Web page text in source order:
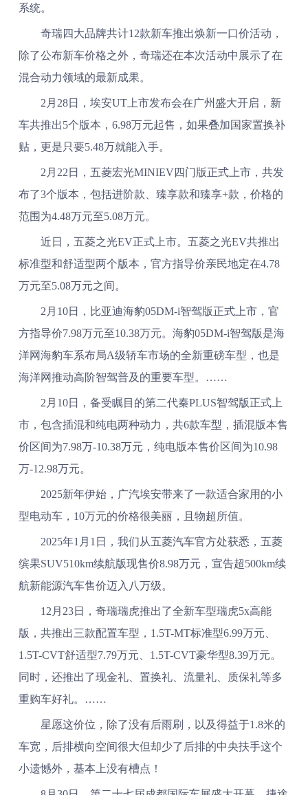
系统。
奇瑞四大品牌共计12款新车推出焕新一口价活动，
除了公布新车价格之外，奇瑞还在本次活动中展示了在
混合动力领域的最新成果。
2月28日，埃安UT上市发布会在广州盛大开启，新
车共推出5个版本，6.98万元起售，如果叠加国家置换补
贴，更是只要5.48万就能入手。
2月22日，五菱宏光MINIEV四门版正式上市，共发
布了3个版本，包括进阶款、臻享款和臻享+款，价格的
范围为4.48万元至5.08万元。
近日，五菱之光EV正式上市。五菱之光EV共推出
标准型和舒适型两个版本，官方指导价亲民地定在4.78
万元至5.08万元之间。
2月10日，比亚迪海豹05DM-i智驾版正式上市，官
方指导价7.98万元至10.38万元。海豹05DM-i智驾版是海
洋网海豹车系布局A级轿车市场的全新重磅车型，也是
海洋网推动高阶智驾普及的重要车型。……
2月10日，备受瞩目的第二代秦PLUS智驾版正式上
市，包含插混和纯电两种动力，共6款车型，插混版本售
价区间为7.98万-10.38万元，纯电版本售价区间为10.98
万-12.98万元。
2025新年伊始，广汽埃安带来了一款适合家用的小
型电动车，10万元的价格很美丽，且物超所值。
2025年1月1日，我们从五菱汽车官方处获悉，五菱
缤果SUV510km续航版现售价8.98万元，宣告超500km续
航新能源汽车售价迈入八万级。
12月23日，奇瑞瑞虎推出了全新车型瑞虎5x高能
版，共推出三款配置车型，1.5T-MT标准型6.99万元、
1.5T-CVT舒适型7.79万元、1.5T-CVT豪华型8.39万元。
同时，还推出了现金礼、置换礼、流量礼、质保礼等多
重购车好礼。……
星愿这价位，除了没有后雨刷，以及得益于1.8米的
车宽，后排横向空间很大但却少了后排的中央扶手这个
小遗憾外，基本上没有槽点！